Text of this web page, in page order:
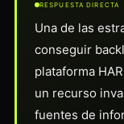
RESPUESTA DIRECTA
Una de las
conseguir
plataforma
un recurso
fuentes de